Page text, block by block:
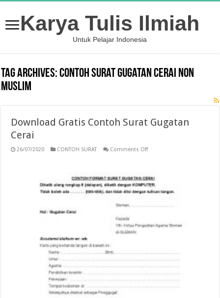
Karya Tulis Ilmiah
Untuk Pelajar Indonesia
Tag Archives:contoh surat gugatan cerai non
muslim
Download Gratis Contoh Surat Gugatan
Cerai
26/07/2020 CONTOH SURAT Comments Offon
Gugatan
Cerai